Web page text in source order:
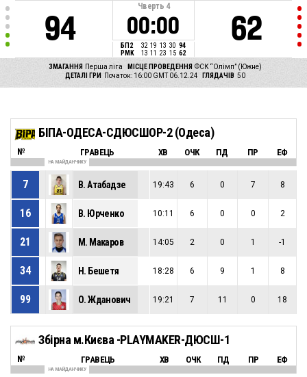
94
Чверть 4
00:00
БП2 32 19 13 30 94
PMK
13 11 23 15 62
62
ЗМАГАННЯ Перша ліга МІСЦЕ ПРОВЕДЕННЯ ФСК “Олімп” (Южне)
ДЕТАЛІ ГРИ
Початок: 16:00 GMT 06.12.24 ГЛЯДАЧІВ 50
БІПА-ОДЕСА-СДЮСШОР-2 (Одеса)
№ ГРАВЕЦЬ ХВ ОЧК ПД ПР ЕФ
НА МАЙДАНЧИКУ
7 В. Атабадзе 19:43 6 0 7 8
16 В. Юрченко 10:11 6 0 0 2
21 М. Макаров 14:05 2 0 1 -1
34 Н. Бешетя 18:28 6 9 1 8
99 О. Жданович 19:21 7 11 0 18
Збірна м.Києва -PLAYMAKER-ДЮСШ-1
№ ГРАВЕЦЬ ХВ ОЧК ПД ПР ЕФ
НА МАЙДАНЧИКУ